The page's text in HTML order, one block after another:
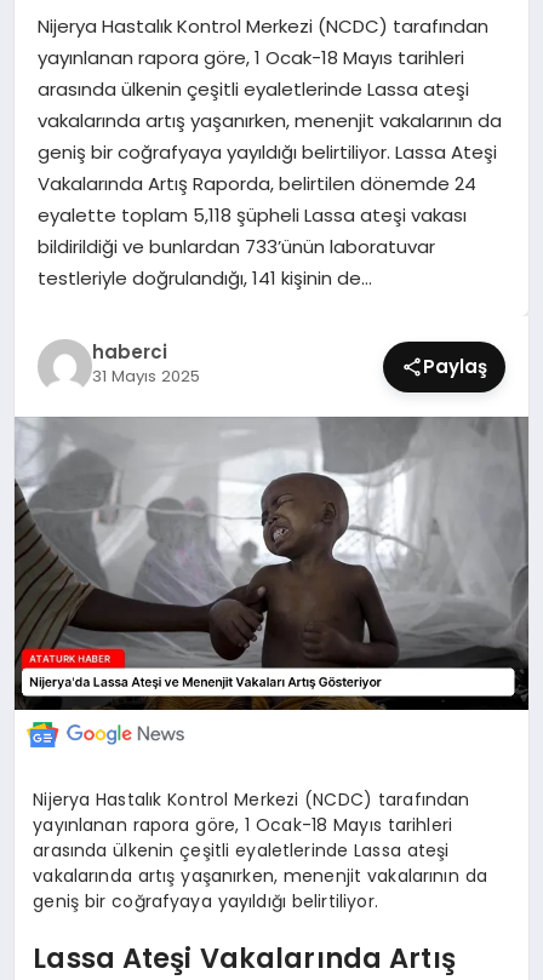
SAĞLIK
SIYASET
SPOR
TEKNOLOJI
YAŞAM
Nijerya Hastalık Kontrol Merkezi (NCDC) tarafından
yayınlanan rapora göre, 1 Ocak-18 Mayıs tarihleri
arasında ülkenin çeşitli eyaletlerinde Lassa ateşi
vakalarında artış yaşanırken, menenjit vakalarının da
geniş bir coğrafyaya yayıldığı belirtiliyor. Lassa Ateşi
Vakalarında Artış Raporda, belirtilen dönemde 24
eyalette toplam 5,118 şüpheli Lassa ateşi vakası
bildirildiği ve bunlardan 733’ünün laboratuvar
testleriyle doğrulandığı, 141 kişinin de…
haberci
31 Mayıs 2025 Paylaş
Nijerya Hastalık Kontrol Merkezi (NCDC) tarafından
yayınlanan rapora göre, 1 Ocak-18 Mayıs tarihleri
arasında ülkenin çeşitli eyaletlerinde Lassa ateşi
vakalarında artış yaşanırken, menenjit vakalarının da
geniş bir coğrafyaya yayıldığı belirtiliyor.
Lassa Ateşi Vakalarında Artış